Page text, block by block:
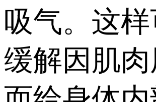
吸气。这
缓解因肌肉